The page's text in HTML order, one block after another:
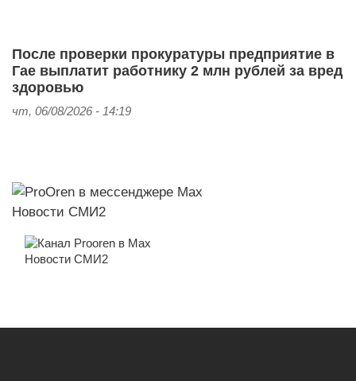
После проверки прокуратуры предприятие в
Гае выплатит работнику 2 млн рублей за вред
здоровью
чт, 06/08/2026 - 14:19
Новости СМИ2
Новости СМИ2